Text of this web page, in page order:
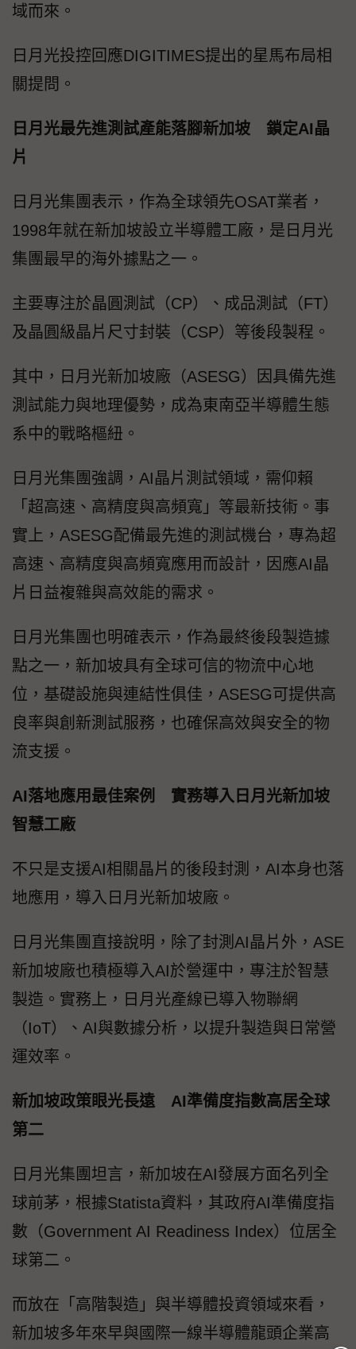
域而來。
日月光投控回應DIGITIMES提出的星馬布局相
關提問。
日月光最先進測試產能落腳新加坡 鎖定AI晶
片
日月光集團表示，作為全球領先OSAT業者，
1998年就在新加坡設立半導體工廠，是日月光
集團最早的海外據點之一。
主要專注於晶圓測試（CP）、成品測試（FT）
及晶圓級晶片尺寸封裝（CSP）等後段製程。
其中，日月光新加坡廠（ASESG）因具備先進
測試能力與地理優勢，成為東南亞半導體生態
系中的戰略樞紐。
日月光集團強調，AI晶片測試領域，需仰賴
「超高速、高精度與高頻寬」等最新技術。事
實上，ASESG配備最先進的測試機台，專為超
高速、高精度與高頻寬應用而設計，因應AI晶
片日益複雜與高效能的需求。
日月光集團也明確表示，作為最終後段製造據
點之一，新加坡具有全球可信的物流中心地
位，基礎設施與連結性俱佳，ASESG可提供高
良率與創新測試服務，也確保高效與安全的物
流支援。
AI落地應用最佳案例 實務導入日月光新加坡
智慧工廠
不只是支援AI相關晶片的後段封測，AI本身也落
地應用，導入日月光新加坡廠。
日月光集團直接說明，除了封測AI晶片外，ASE
新加坡廠也積極導入AI於營運中，專注於智慧
製造。實務上，日月光產線已導入物聯網
（IoT）、AI與數據分析，以提升製造與日常營
運效率。
新加坡政策眼光長遠 AI準備度指數高居全球
第二
日月光集團坦言，新加坡在AI發展方面名列全
球前茅，根據Statista資料，其政府AI準備度指
數（Government AI Readiness Index）位居全
球第二。
而放在「高階製造」與半導體投資領域來看，
新加坡多年來早與國際一線半導體龍頭企業高